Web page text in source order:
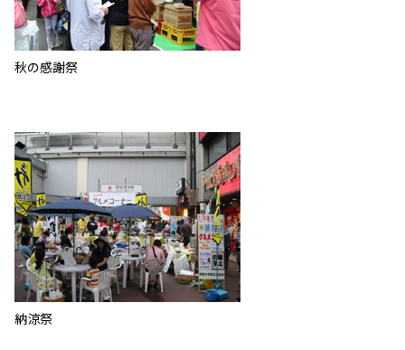
秋の感謝祭
納涼祭